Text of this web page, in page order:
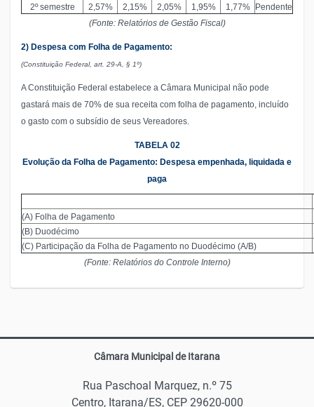
2º semestre
2,57% 2,15% 2,05% 1,95% 1,77%
Pendente
(Fonte: Relatórios de Gestão Fiscal)
2) Despesa com Folha de Pagamento:
(Constituição Federal, art. 29-A, § 1º)
A Constituição Federal estabelece a Câmara Municipal não pode
gastará mais de 70% de sua receita com folha de pagamento, incluído
o gasto com o subsídio de seus Vereadores.
TABELA 02
Evolução da Folha de Pagamento: Despesa empenhada, liquidada e
paga
(A) Folha de Pagamento
(B) Duodécimo
(C) Participação da Folha de Pagamento no Duodécimo (A/B)
(Fonte: Relatórios do Controle Interno)
Câmara Municipal de Itarana
Rua Paschoal Marquez, n.º 75
Centro, Itarana/ES, CEP 29620-000